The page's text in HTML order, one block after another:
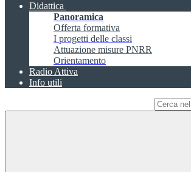
Didattica
Panoramica
Offerta formativa
I progetti delle classi
Attuazione misure PNRR
Orientamento
Radio Attiva
Info utili